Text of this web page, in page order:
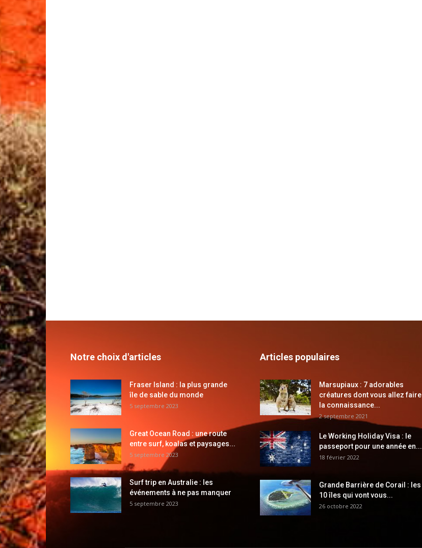
Notre choix d'articles
Fraser Island : la plus grande
île de sable du monde
5 septembre 2023
Great Ocean Road : une route
entre surf, koalas et paysages...
5 septembre 2023
Surf trip en Australie : les
événements à ne pas manquer
5 septembre 2023
Articles populaires
Marsupiaux : 7 adorables
créatures dont vous allez faire
la connaissance...
2 septembre 2021
Le Working Holiday Visa : le
passeport pour une année en...
18 février 2022
Grande Barrière de Corail : les
10 îles qui vont vous...
26 octobre 2022